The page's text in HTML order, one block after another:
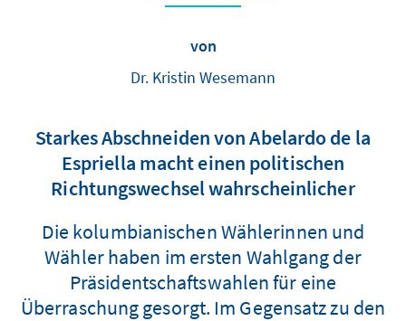
von
Dr. Kristin Wesemann
Starkes Abschneiden von Abelardo de la
Espriella macht einen politischen
Richtungswechsel wahrscheinlicher
Die kolumbianischen Wählerinnen und
Wähler haben im ersten Wahlgang der
Präsidentschaftswahlen für eine
Überraschung gesorgt. Im Gegensatz zu den